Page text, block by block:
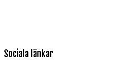
Sociala länkar